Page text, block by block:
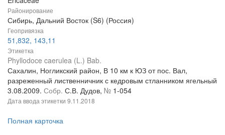
Районирование
Сибирь, Дальний Восток (S6) (Россия)
Геопривязка
51,832, 143,11
Этикетка
Phyllodoce caerulea (L.) Bab.
Сахалин, Ногликский район, В 10 км к ЮЗ от пос. Вал,
разреженный лиственничник с кедровым стланником ягельный
3.08.2009. Собр. С.В. Дудов, № 1-054
Дата ввода этикетки 9.11.2018
Полная карточка